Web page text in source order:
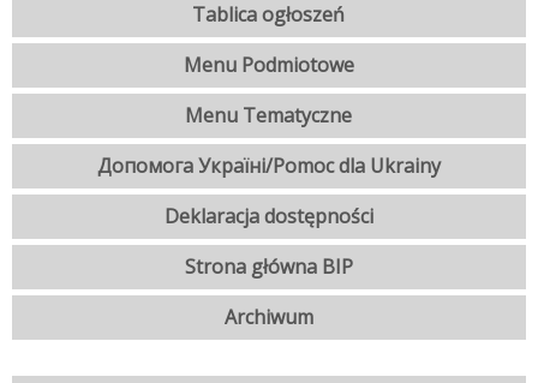
Tablica ogłoszeń
Menu Podmiotowe
Menu Tematyczne
Допомога Україні/Pomoc dla Ukrainy
Deklaracja dostępności
Strona główna BIP
Archiwum